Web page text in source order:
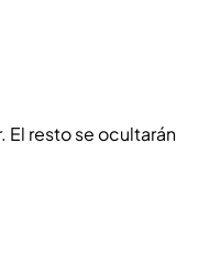
El resto se ocultarán